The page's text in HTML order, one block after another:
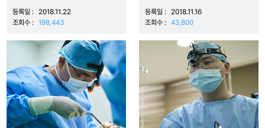
등록일 :
2018.11.22
조회수 : 198,443
등록일 :
2018.11.16
조회수 : 43,800